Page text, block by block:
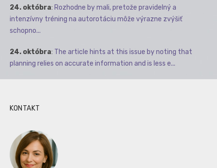
24. októbra: Rozhodne by mali, pretože pravidelný a
intenzívny tréning na autorotáciu môže výrazne zvýšiť
schopno...
24. októbra: The article hints at this issue by noting that
planning relies on accurate information and is less e...
KONTAKT